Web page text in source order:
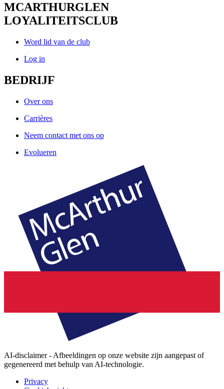
MCARTHURGLEN
LOYALITEITSCLUB
Word lid van de club
Log in
BEDRIJF
Over ons
Carrières
Neem contact met ons op
Evolueren
AI-disclaimer - Afbeeldingen op onze website zijn aangepast of
gegenereerd met behulp van AI-technologie.
Privacy